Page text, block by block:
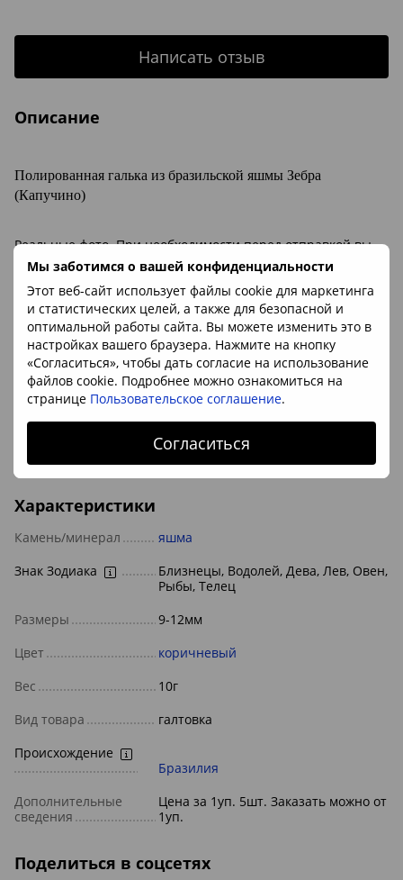
Мы заботимся о вашей конфиденциальности
Этот веб-сайт использует файлы cookie для маркетинга
и статистических целей, а также для безопасной и
оптимальной работы сайта. Вы можете изменить это в
настройках вашего браузера. Нажмите на кнопку
«Согласиться», чтобы дать согласие на использование
файлов cookie. Подробнее можно ознакомиться на
странице Пользовательское соглашение.
Согласиться
Написать отзыв
Описание
Полированная галька из бразильской яшмы Зебра
(Капучино)
Реальные фото. При необходимости перед отправкой вы
получите фото отобранных камней
Минерал: яшма
ок.9-12мм
Происхождение камня:Бразилия
Цена указана за 1уп
Характеристики
Камень/минерал
яшма
Знак Зодиака
Близнецы, Водолей, Дева, Лев, Овен,
Рыбы, Телец
Размеры
9-12мм
Цвет
коричневый
Вес
10г
Вид товара
галтовка
Происхождение
Бразилия
Дополнительные
сведения
Цена за 1уп. 5шт. Заказать можно от
1уп.
Поделиться в соцсетях